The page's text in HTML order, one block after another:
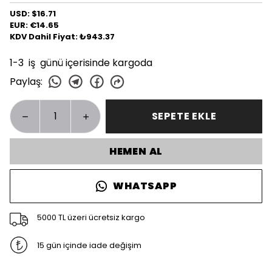
USD: $16.71
EUR: €14.65
KDV Dahil Fiyat: ₺943.37
1-3 iş günü içerisinde kargoda
Paylaş:
SEPETE EKLE
HEMEN AL
WHATSAPP
5000 TL üzeri ücretsiz kargo
15 gün içinde iade değişim